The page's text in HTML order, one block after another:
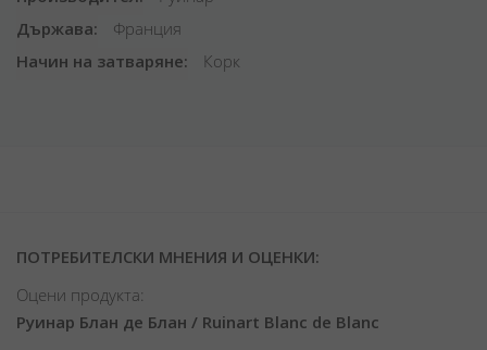
Държава
Франция
Начин на затваряне
Корк
ПОТРЕБИТЕЛСКИ МНЕНИЯ И ОЦЕНКИ:
Оцени продукта:
Руинар Блан де Блан / Ruinart Blanc de Blanc